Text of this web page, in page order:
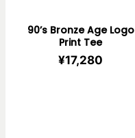
90’s Bronze Age Logo
Print Tee
¥17,280